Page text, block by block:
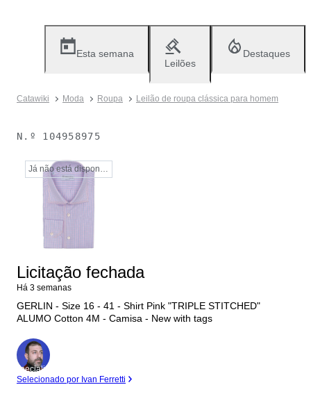
Esta semana
Leilões
Destaques
Catawiki Moda Roupa Leilão de roupa clássica para homem
N.º 104958975
Já não está disponível
Licitação fechada
Há 3 semanas
GERLIN - Size 16 - 41 - Shirt Pink "TRIPLE STITCHED"
ALUMO Cotton 4M - Camisa - New with tags
Especialista
Selecionado por Ivan Ferretti